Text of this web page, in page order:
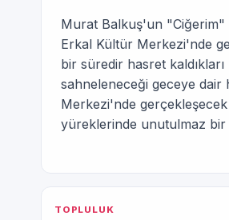
Murat Balkuş'un "Ciğerim"
Erkal Kültür Merkezi'nde
bir süredir hasret
sahneleneceği geceye dair
Merkezi'nde
yüreklerinde unutulmaz bir
TOPLULUK